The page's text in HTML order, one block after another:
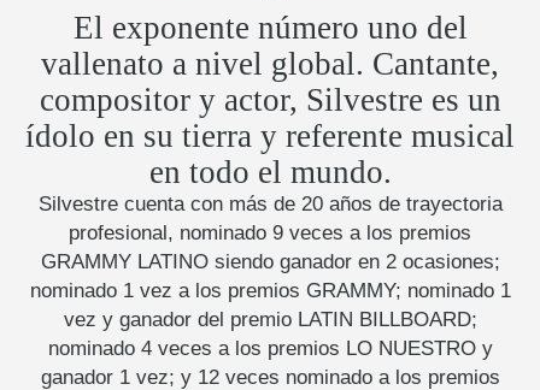
El exponente número uno del
vallenato a nivel global. Cantante,
compositor y actor, Silvestre es un
ídolo en su tierra y referente musical
en todo el mundo.
Silvestre cuenta con más de 20 años de trayectoria
profesional, nominado 9 veces a los premios
GRAMMY LATINO siendo ganador en 2 ocasiones;
nominado 1 vez a los premios GRAMMY; nominado 1
vez y ganador del premio LATIN BILLBOARD;
nominado 4 veces a los premios LO NUESTRO y
ganador 1 vez; y 12 veces nominado a los premios